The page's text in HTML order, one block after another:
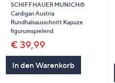
SCHIFFHAUER MUNICH®
Cardigan Austria
Rundhalsausschnitt Kapuze
figurumspielend
€ 39,99
In den Warenkorb